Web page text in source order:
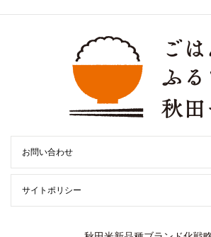
お問い合わせ
サイトポリシー